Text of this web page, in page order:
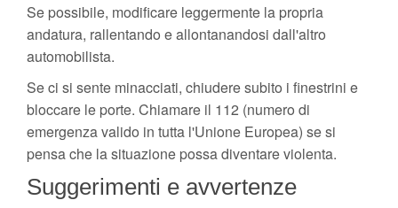
Se possibile, modificare leggermente la propria
andatura, rallentando e allontanandosi dall'altro
automobilista.
Se ci si sente minacciati, chiudere subito i finestrini e
bloccare le porte. Chiamare il 112 (numero di
emergenza valido in tutta l'Unione Europea) se si
pensa che la situazione possa diventare violenta.
Suggerimenti e avvertenze